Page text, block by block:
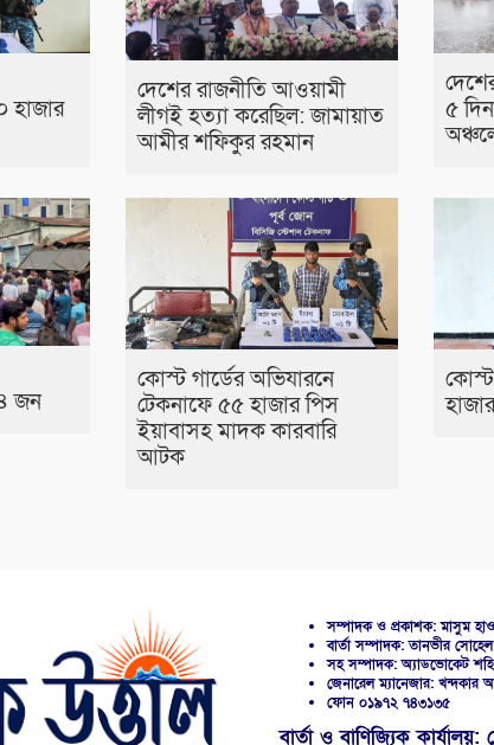
হাজার
দেশের রাজনীতি আওয়ামী
লীগই হত্যা করেছিল: জামায়াত
আমীর শফিকুর রহমান
৫
জন
কোস্ট গার্ডের অভিযারনে
টেকনাফে ৫৫ হাজার পিস
ইয়াবাসহ মাদক কারবারি
আটক
সম্পাদক ও প্রকাশক: মাসুম
বার্তা সম্পাদক: তানভীর সোহেল
সহ সম্পাদক: অ্যাডভোকেট
জেনারেল ম্যানেজার: খন্দকার
ফোন ০১৯৭২ ৭৪৩১৩৫
বার্তা ও বাণিজ্যিক